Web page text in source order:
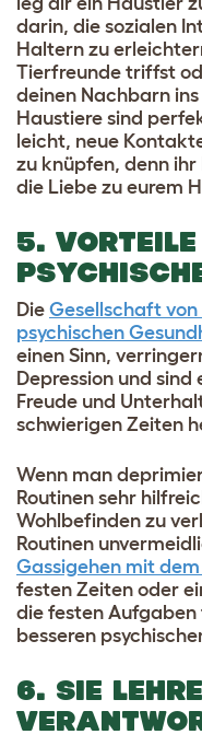
darin, die sozialen
Haltern zu
Tierfreunde triffst
deinen Nachbarn
Haustiere sind
leicht, neue
zu knüpfen, denn
die Liebe zu eurem
5.
Die Gesellschaft
psychischen
einen Sinn,
Depression und
Freude und
schwierigen Zeiten
Wenn man
Routinen sehr
Wohlbefinden zu
Routinen
Gassigehen mit dem
festen Zeiten oder
die festen
besseren
6. SIE